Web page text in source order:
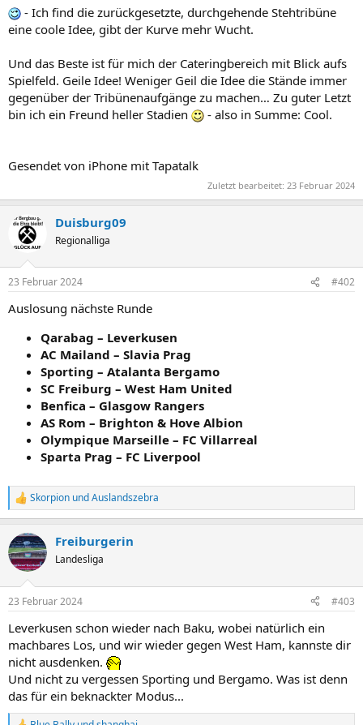
- Ich find die zurückgesetzte, durchgehende Stehtribüne
eine coole Idee, gibt der Kurve mehr Wucht.
Und das Beste ist für mich der Cateringbereich mit Blick aufs
Spielfeld. Geile Idee! Weniger Geil die Idee die Stände immer
gegenüber der Tribünenaufgänge zu machen… Zu guter Letzt
bin ich ein Freund heller Stadien
- also in Summe: Cool.
Gesendet von iPhone mit Tapatalk
Zuletzt bearbeitet: 23 Februar 2024
Duisburg09
Regionalliga
23 Februar 2024 #402
Auslosung nächste Runde
Qarabag – Leverkusen
AC Mailand – Slavia Prag
Sporting – Atalanta Bergamo
SC Freiburg – West Ham United
Benfica – Glasgow Rangers
AS Rom – Brighton & Hove Albion
Olympique Marseille – FC Villarreal
Sparta Prag – FC Liverpool
R
e
k
t
i
e
:
Skorpion undAuslandszebra
Freiburgerin
Landesliga
23 Februar 2024 #403
Leverkusen schon wieder nach Baku, wobei natürlich ein
machbares Los, und wir wieder gegen West Ham, kannste dir
nicht ausdenken.
Und nicht zu vergessen Sporting und Bergamo. Was ist denn
das für ein beknackter Modus...